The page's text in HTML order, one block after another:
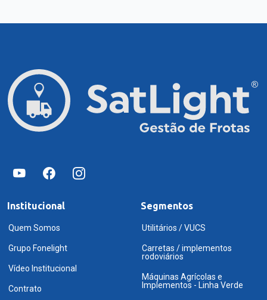
Institucional
Quem Somos
Grupo Fonelight
Vídeo Institucional
Contrato
Segmentos
Utilitários / VUCS
Carretas / implementos
rodoviários
Máquinas Agrícolas e
Implementos - Linha Verde